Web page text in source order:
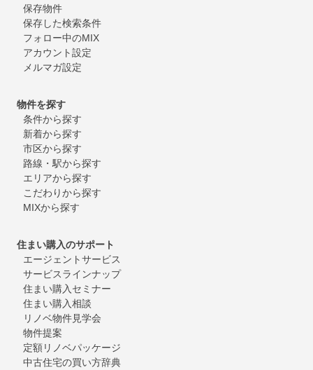
保存物件
保存した検索条件
フォロー中のMIX
アカウント設定
メルマガ設定
物件を探す
条件から探す
新着から探す
市区から探す
路線・駅から探す
エリアから探す
こだわりから探す
MIXから探す
住まい購入のサポート
エージェントサービス
サービスラインナップ
住まい購入セミナー
住まい購入相談
リノベ物件見学会
物件提案
定額リノベパッケージ
中古住宅の買い方辞典